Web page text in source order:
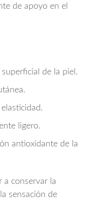
de apoyo en el
de la piel.
ligero.
antioxidante de la
a conservar la
sensación de